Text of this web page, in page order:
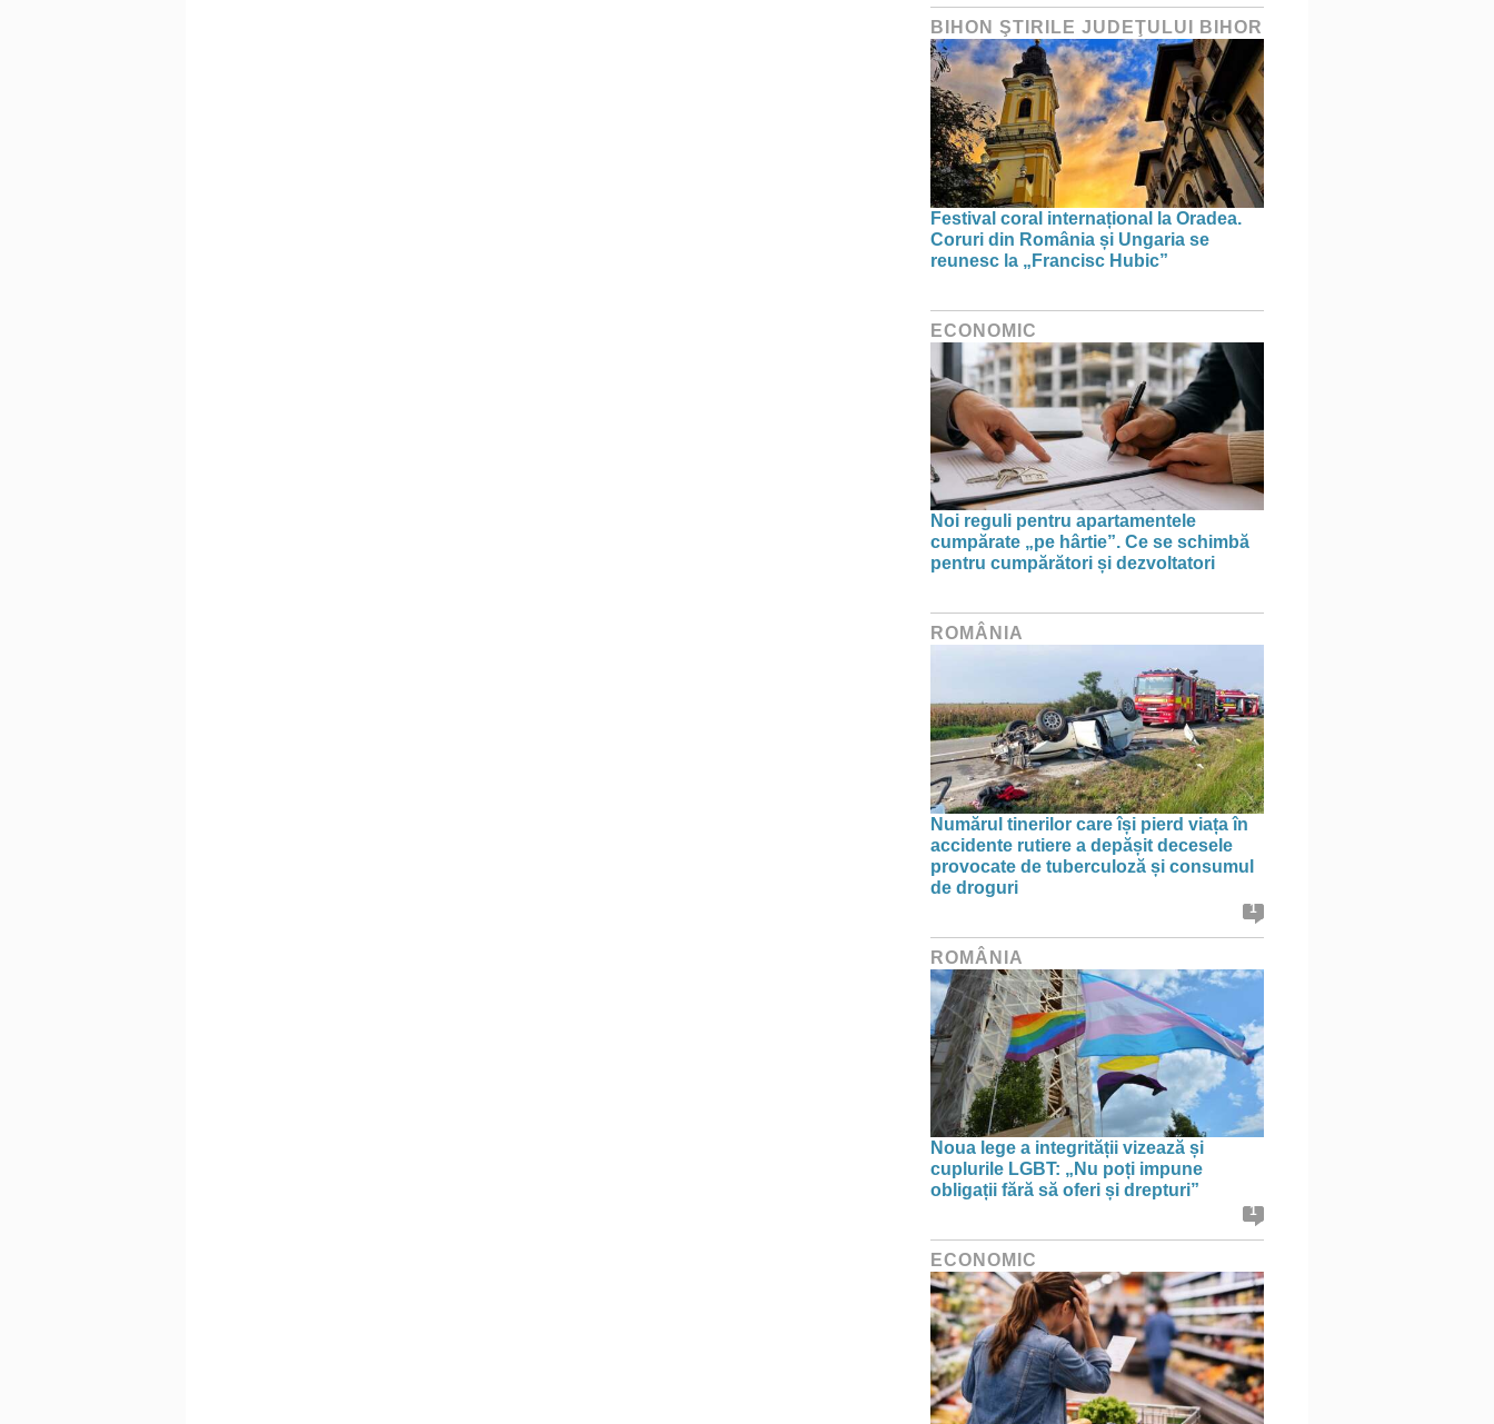
BIHON ŞTIRILE JUDEŢULUI BIHOR
Festival coral internațional la Oradea.
Coruri din România și Ungaria se
reunesc la „Francisc Hubic”
ECONOMIC
Noi reguli pentru apartamentele
cumpărate „pe hârtie”. Ce se schimbă
pentru cumpărători și dezvoltatori
ROMÂNIA
Numărul tinerilor care își pierd viața în
accidente rutiere a depășit decesele
provocate de tuberculoză și consumul
de droguri
1
ROMÂNIA
Noua lege a integrității vizează și
cuplurile LGBT: „Nu poți impune
obligații fără să oferi și drepturi”
1
ECONOMIC